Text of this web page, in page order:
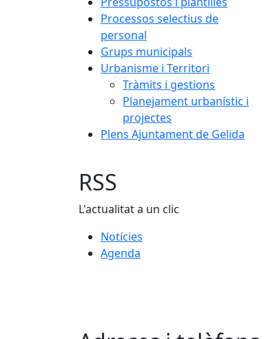
Processos selectius de
personal
Grups municipals
Urbanisme i Territori
Tràmits i gestions
Planejament urbanístic i
projectes
Plens Ajuntament de Gelida
RSS
L'actualitat a un clic
Notícies
Agenda